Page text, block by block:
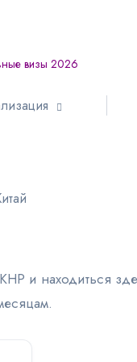
визы 2026
и находиться